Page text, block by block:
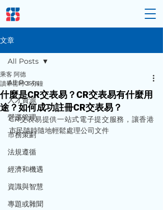
文章
All Posts
人才資源
營運管理
市務策劃
法規遵循
經濟和機遇
資識與智慧
專題或雜聞
All Posts
什麼是CR交表易？CR交表易有什麼用
途？如何成功註冊CR交表易？
乘客 阿德
讀畢需時 3 分鐘
CR交表易提供一站式電子提交服務，讓香港
市民隨時隨地輕鬆處理公司文件